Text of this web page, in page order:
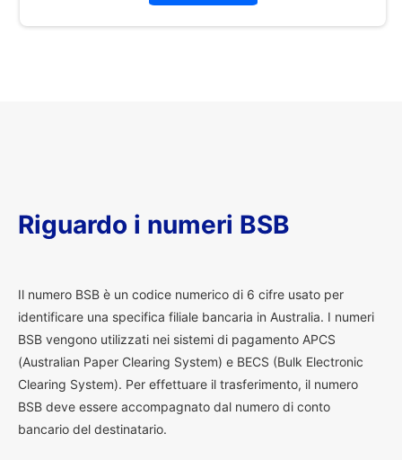
Riguardo i numeri BSB
Il numero BSB è un codice numerico di 6 cifre usato per
identificare una specifica filiale bancaria in Australia. I numeri
BSB vengono utilizzati nei sistemi di pagamento APCS
(Australian Paper Clearing System) e BECS (Bulk Electronic
Clearing System). Per effettuare il trasferimento, il numero
BSB deve essere accompagnato dal numero di conto
bancario del destinatario.